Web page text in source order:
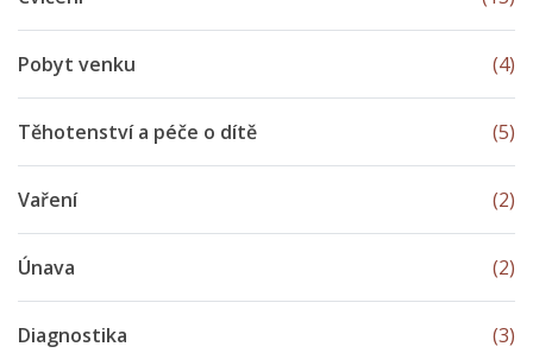
Pobyt venku (4)
Těhotenství a péče o dítě (5)
Vaření (2)
Únava (2)
Diagnostika (3)